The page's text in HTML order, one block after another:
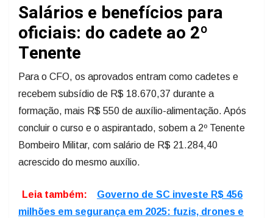
Salários e benefícios para
oficiais: do cadete ao 2º
Tenente
Para o CFO, os aprovados entram como cadetes e
recebem subsídio de R$ 18.670,37 durante a
formação, mais R$ 550 de auxílio-alimentação. Após
concluir o curso e o aspirantado, sobem a 2º Tenente
Bombeiro Militar, com salário de R$ 21.284,40
acrescido do mesmo auxílio.
Leia também:
Governo de SC investe R$ 456
milhões em segurança em 2025: fuzis, drones e